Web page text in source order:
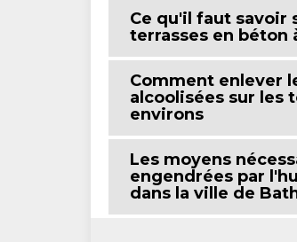
Ce qu'il faut savoir
terrasses en béton
Comment enlever
alcoolisées sur les
environs
Les moyens
engendrées par
dans la ville de